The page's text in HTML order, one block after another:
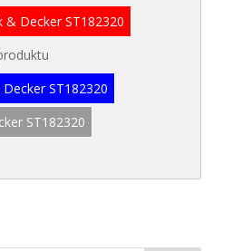
& Decker ST182320
ST182320
ST182320